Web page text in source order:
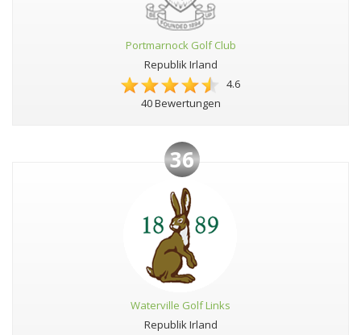
Portmarnock Golf Club
Republik Irland
4.6
40 Bewertungen
36
Waterville Golf Links
Republik Irland